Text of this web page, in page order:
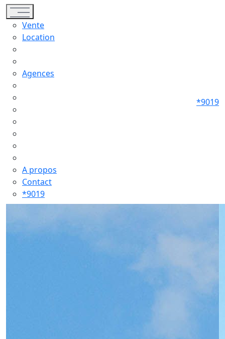
Toggle navigation
Vente
Location
Agences
A propos
Contact
*9019
*9019